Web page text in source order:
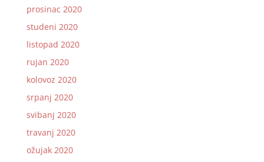
prosinac 2020
studeni 2020
listopad 2020
rujan 2020
kolovoz 2020
srpanj 2020
svibanj 2020
travanj 2020
ožujak 2020